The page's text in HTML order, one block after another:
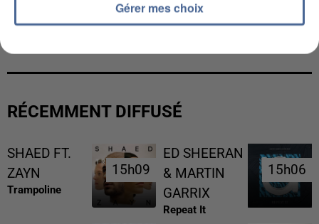
RÉCEMMENT DIFFUSÉ
SHAED FT.
ZAYN
Trampoline
15h09
15h09
ED SHEERAN
& MARTIN
GARRIX
Repeat It
15h06
15h06
Gérer mes choix